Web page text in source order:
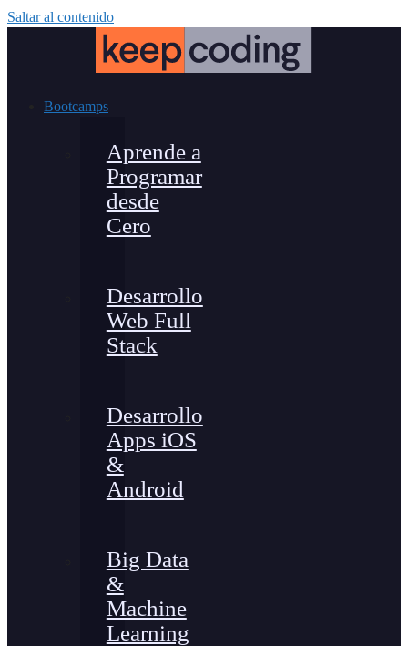
Saltar al contenido
Bootcamps
Aprende a
Programar
desde
Cero
Desarrollo
Web Full
Stack
Desarrollo
Apps iOS
&
Android
Big Data
&
Machine
Learning